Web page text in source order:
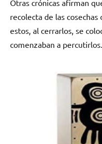
Otras crónicas afirman
recolecta de las
estos, al cerrarlos, se
comenzaban a percutirlos.